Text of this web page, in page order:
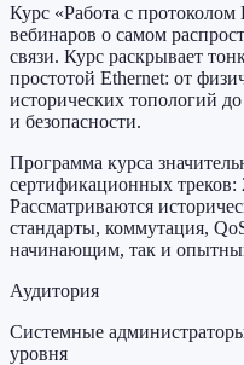
Курс «Работа с
вебинаров о самом
связи. Курс раскрывает
простотой Ethernet: от
исторических топологий
и безопасности.
Программа курса
сертификационных треков:
Рассматриваются
стандарты, коммутация,
начинающим, так и
Аудитория
Системные
уровня